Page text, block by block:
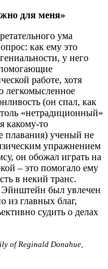
для меня»
ума
как ему это
у него
работе, хотя
легкомысленное
(он спал, как
«нетрадиционный»
какому-то
плавания) ученый не
упражнением
он обожал играть на
– это помогало ему
в некий транс.
был увлечен
из главных благ,
судить о делах
of Reginald Donahue,